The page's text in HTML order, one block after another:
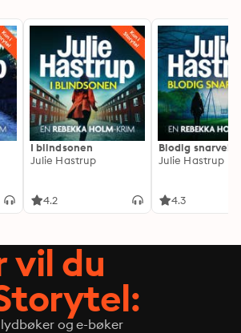
I blindsonen
Julie Hastrup
4.2
Blodig snarvei
Julie Hastrup
4.3
vil du
og e-bøker